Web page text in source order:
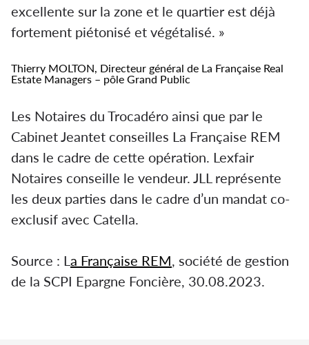
excellente sur la zone et le quartier est déjà
fortement piétonisé et végétalisé. »
Thierry MOLTON, Directeur général de La Française Real
Estate Managers – pôle Grand Public
Les Notaires du Trocadéro ainsi que par le
Cabinet Jeantet conseilles La Française REM
dans le cadre de cette opération. Lexfair
Notaires conseille le vendeur. JLL représente
les deux parties dans le cadre d’un mandat co-
exclusif avec Catella.
Source : L a Française REM, société de gestion
de la SCPI Epargne Foncière, 30.08.2023.